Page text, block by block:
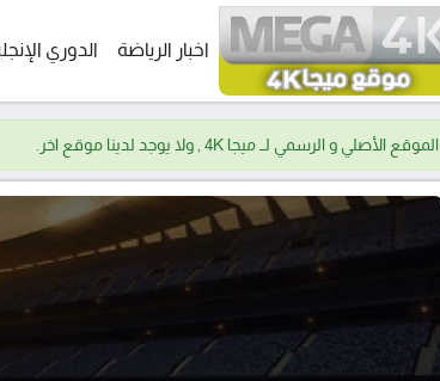
اخبار الرياضة الدوري
الموقع الأصلي و الرسمي لــ ميجا 4K , ولا يوجد لدينا موقع اخر.